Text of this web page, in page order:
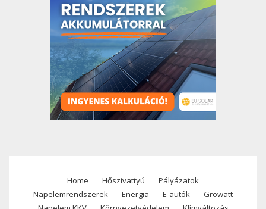
Footer
Home Hőszivattyú
Pályázatok
Napelemrendszerek
Energia E-autók
Growatt